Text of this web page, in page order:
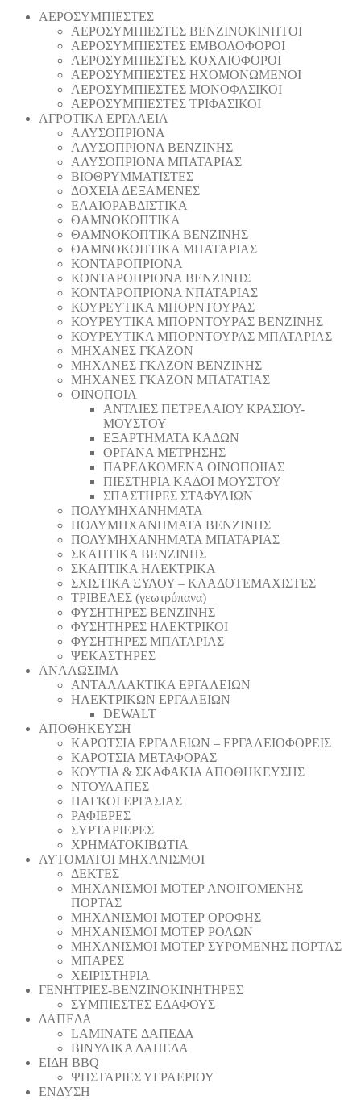
AEΡΟΣΥΜΠΙΕΣΤΕΣ
AEΡΟΣΥΜΠΙΕΣΤΕΣ ΒΕΝΖΙΝΟΚΙΝΗΤΟΙ
AEΡΟΣΥΜΠΙΕΣΤΕΣ ΕΜΒΟΛΟΦΟΡΟΙ
AEΡΟΣΥΜΠΙΕΣΤΕΣ ΚΟΧΛΙΟΦΟΡΟΙ
ΑΕΡΟΣΥΜΠΙΕΣΤΕΣ ΗΧΟΜΟΝΩΜΕΝΟΙ
ΑΕΡΟΣΥΜΠΙΕΣΤΕΣ ΜΟΝΟΦΑΣΙΚΟΙ
ΑΕΡΟΣΥΜΠΙΕΣΤΕΣ ΤΡΙΦΑΣΙΚΟΙ
ΑΓΡΟΤΙΚΑ ΕΡΓΑΛΕΙΑ
AΛΥΣΟΠΡΙΟΝΑ
AΛΥΣΟΠΡΙΟΝΑ ΒΕΝΖΙΝΗΣ
AΛΥΣΟΠΡΙΟΝΑ ΜΠΑΤΑΡΙΑΣ
ΒΙΟΘΡΥΜΜΑΤΙΣΤΕΣ
ΔΟΧΕΙΑ ΔΕΞΑΜΕΝΕΣ
ΕΛΑΙΟΡΑΒΔΙΣΤΙΚΑ
ΘAΜΝΟΚΟΠΤΙΚΑ
ΘAΜΝΟΚΟΠΤΙΚΑ ΒΕΝΖΙΝΗΣ
ΘAΜΝΟΚΟΠΤΙΚΑ ΜΠΑΤΑΡΙΑΣ
ΚΟΝΤΑΡΟΠΡΙΟΝΑ
ΚΟΝΤΑΡΟΠΡΙΟΝΑ ΒΕΝΖΙΝΗΣ
ΚΟΝΤΑΡΟΠΡΙΟΝΑ ΝΠΑΤΑΡΙΑΣ
ΚΟΥΡΕΥΤΙΚΑ ΜΠΟΡΝΤΟΥΡΑΣ
ΚΟΥΡΕΥΤΙΚΑ ΜΠΟΡΝΤΟΥΡΑΣ ΒΕΝΖΙΝΗΣ
ΚΟΥΡΕΥΤΙΚΑ ΜΠΟΡΝΤΟΥΡΑΣ ΜΠΑΤΑΡΙΑΣ
ΜΗΧΑΝΕΣ ΓΚΑΖΟΝ
ΜΗΧΑΝΕΣ ΓΚΑΖΟΝ ΒΕΝΖΙΝΗΣ
ΜΗΧΑΝΕΣ ΓΚΑΖΟΝ ΜΠΑΤΑΤΙΑΣ
ΟΙΝΟΠΟΙΑ
ΑΝΤΛΙΕΣ ΠΕΤΡΕΛΑΙΟΥ ΚΡΑΣΙΟΥ-
ΜΟΥΣΤΟΥ
ΕΞΑΡΤΗΜΑΤΑ ΚΑΔΩΝ
ΟΡΓΑΝΑ ΜΕΤΡΗΣΗΣ
ΠΑΡΕΛΚΟΜΕΝΑ ΟΙΝΟΠΟΙΙΑΣ
ΠΙΕΣΤΗΡΙΑ ΚΑΔΟΙ ΜΟΥΣΤΟΥ
ΣΠΑΣΤΗΡΕΣ ΣΤΑΦΥΛΙΩΝ
ΠΟΛΥΜΗΧΑΝΗΜΑΤΑ
ΠΟΛΥΜΗΧΑΝΗΜΑΤΑ ΒΕΝΖΙΝΗΣ
ΠΟΛΥΜΗΧΑΝΗΜΑΤΑ ΜΠΑΤΑΡΙΑΣ
ΣΚΑΠΤΙΚΑ ΒΕΝΖΙΝΗΣ
ΣΚΑΠΤΙΚΑ ΗΛΕΚΤΡΙΚΑ
ΣΧΙΣΤΙΚΑ ΞΥΛΟΥ – ΚΛΑΔΟΤΕΜΑΧΙΣΤΕΣ
ΤΡΙΒΕΛΕΣ (γεωτρύπανα)
ΦΥΣΗΤΗΡΕΣ ΒΕΝΖΙΝΗΣ
ΦΥΣΗΤΗΡΕΣ ΗΛΕΚΤΡΙΚΟΙ
ΦΥΣΗΤΗΡΕΣ ΜΠΑΤΑΡΙΑΣ
ΨΕΚΑΣΤΗΡΕΣ
ΑΝΑΛΩΣΙΜΑ
ΑΝΤΑΛΛΑΚΤΙΚΑ ΕΡΓΑΛΕΙΩΝ
ΗΛΕΚΤΡΙΚΩΝ ΕΡΓΑΛΕΙΩΝ
DEWALT
ΑΠΟΘΗΚΕΥΣΗ
ΚΑΡΟΤΣΙΑ ΕΡΓΑΛΕΙΩΝ – ΕΡΓΑΛΕΙΟΦΟΡΕΙΣ
ΚΑΡΟΤΣΙΑ ΜΕΤΑΦΟΡΑΣ
ΚΟΥΤΙΑ & ΣΚΑΦΑΚΙΑ ΑΠΟΘΗΚΕΥΣΗΣ
ΝΤΟΥΛΑΠΕΣ
ΠΑΓΚΟΙ ΕΡΓΑΣΙΑΣ
ΡΑΦΙΕΡΕΣ
ΣΥΡΤΑΡΙΕΡΕΣ
ΧΡΗΜΑΤΟΚΙΒΩΤΙΑ
ΑΥΤΟΜΑΤΟΙ ΜΗΧΑΝΙΣΜΟΙ
ΔΕΚΤΕΣ
ΜΗΧΑΝΙΣΜΟΙ ΜΟΤΕΡ ΑΝΟΙΓΟΜΕΝΗΣ
ΠΟΡΤΑΣ
ΜΗΧΑΝΙΣΜΟΙ ΜΟΤΕΡ ΟΡΟΦΗΣ
ΜΗΧΑΝΙΣΜΟΙ ΜΟΤΕΡ ΡΟΛΩΝ
ΜΗΧΑΝΙΣΜΟΙ ΜΟΤΕΡ ΣΥΡΟΜΕΝΗΣ ΠΟΡΤΑΣ
ΜΠΑΡΕΣ
ΧΕΙΡΙΣΤΗΡΙΑ
ΓΕΝΗΤΡΙΕΣ-ΒΕΝΖΙΝΟΚΙΝΗΤΗΡΕΣ
ΣΥΜΠΙΕΣΤΕΣ ΕΔΑΦΟΥΣ
ΔΑΠΕΔΑ
LAMINATE ΔΑΠΕΔΑ
ΒΙΝΥΛΙΚΑ ΔΑΠΕΔΑ
ΕΙΔΗ BBQ
ΨΗΣΤΑΡΙΕΣ ΥΓΡΑΕΡΙΟΥ
ΕΝΔΥΣΗ